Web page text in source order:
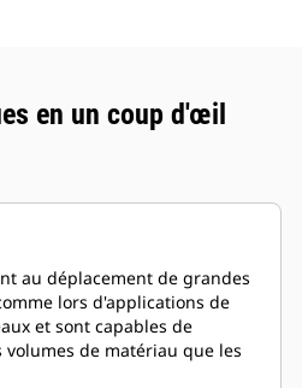
en un coup d'œil
au déplacement de grandes
lors d'applications de
et sont capables de
de matériau que les